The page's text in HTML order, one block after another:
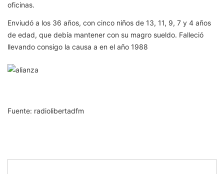
oficinas.
Enviudó a los 36 años, con cinco niños de 13, 11, 9, 7 y 4 años
de edad, que debía mantener con su magro sueldo. Falleció
llevando consigo la causa a en el año 1988
Fuente: radiolibertadfm